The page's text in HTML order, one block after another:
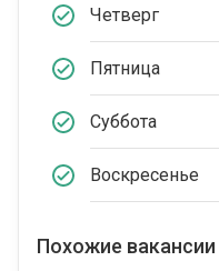
Четверг
Пятница
Суббота
Воскресенье
Похожие вакансии